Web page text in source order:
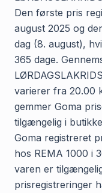
Den første pris
august 2025 og
dag (8. august),
365 dage.
varierer fra 20.00
gemmer Goma
tilgængelig i
Goma registreret
hos REMA 1000 i
varen er
prisregistreringer